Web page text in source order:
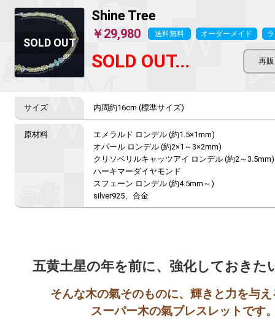
Shine Tree
￥29,980 送料無料 オーダーメイド
SOLD OUT...
内周約16cm (標準サイズ)
エメラルド ロンデル (約1.5×1mm)
オパール ロンデル (約2×1～3×2mm)
クリソベリルキャッツアイ ロンデル (約2～3.5mm)
ハーキマーダイヤモンド
スフェーン ロンデル (約4.5mm～)
silver925、合金
そんな木の氣そのものに、輝きと力を与